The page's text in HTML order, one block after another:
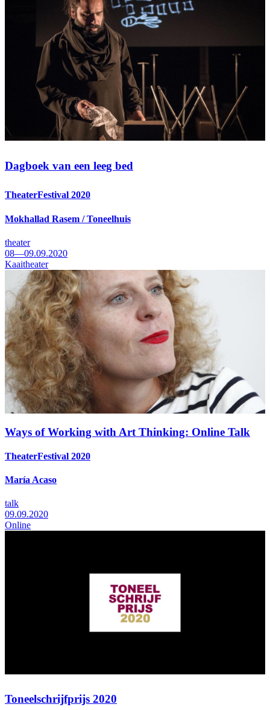
Dagboek van een leeg bed
TheaterFestival 2020
Mokhallad Rasem / Toneelhuis
theater
08—09.09.2020
Kaaitheater
Ways of Working with Art Thinking: Online Talk
TheaterFestival 2020
María Acaso
talk
09.09.2020
Online
Toneelschrijfprijs 2020